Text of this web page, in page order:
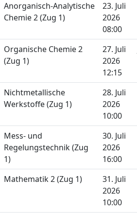
Anorganisch-Analytische
Chemie 2 (Zug 1)
23. Juli
2026
08:00
Organische Chemie 2
(Zug 1)
27. Juli
2026
12:15
Nichtmetallische
Werkstoffe (Zug 1)
28. Juli
2026
10:00
Mess- und
Regelungstechnik (Zug
1)
30. Juli
2026
16:00
Mathematik 2 (Zug 1)
31. Juli
2026
10:00